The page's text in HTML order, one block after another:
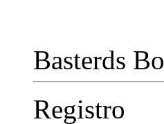
Basterds
Registro